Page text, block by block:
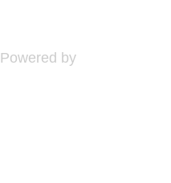
Powered by